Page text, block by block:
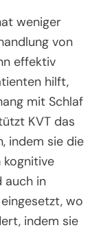
weniger
von
effektiv
hilft,
mit Schlaf
KVT das
indem sie die
kognitive
auch in
wo
indem sie